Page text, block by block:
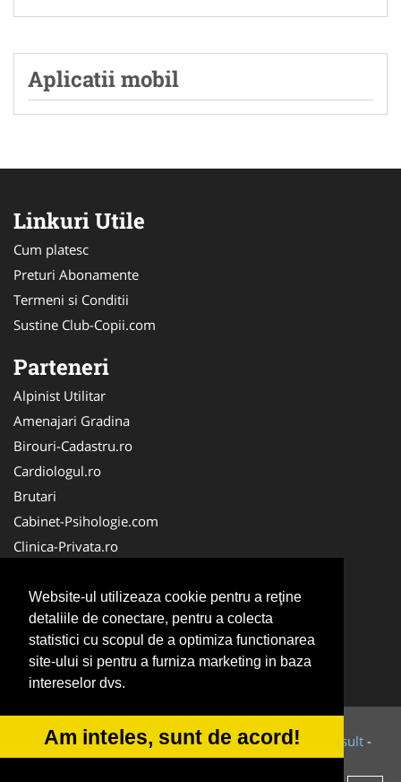
Website-ul utilizeaza cookie pentru a reţine
detaliile de conectare, pentru a colecta
statistici cu scopul de a optimiza functionarea
site-ului si pentru a furniza marketing in baza
intereselor dvs.
Am inteles, sunt de acord!
Aplicatii mobil
Linkuri Utile
Cum platesc
Preturi Abonamente
Termeni si Conditii
Sustine Club-Copii.com
Parteneri
Alpinist Utilitar
Amenajari Gradina
Birouri-Cadastru.ro
Cardiologul.ro
Brutari
Cabinet-Psihologie.com
Clinica-Privata.ro
Cabinet-Individual.ro
CentruInchirieri.ro
Echipamente Romania
MedicAcupunctura.ro
© 2014-2026 Powered byVilonMedia&Tokaido Consult -
ANPC SOL